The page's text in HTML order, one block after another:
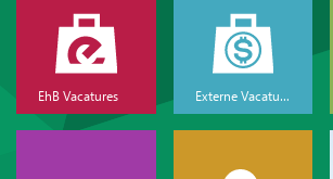
EhB Vacatures Externe Vacatures